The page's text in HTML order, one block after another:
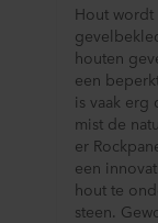
Hout
houten
een
is vaak erg
mist de
er
een
hout te
steen.